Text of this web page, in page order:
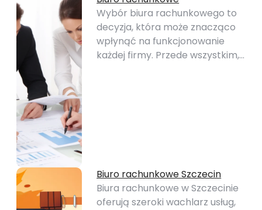
Wybór biura rachunkowego to
decyzja, która może znacząco
wpłynąć na funkcjonowanie
każdej firmy. Przede wszystkim,…
Biuro rachunkowe Szczecin
Biura rachunkowe w Szczecinie
oferują szeroki wachlarz usług,